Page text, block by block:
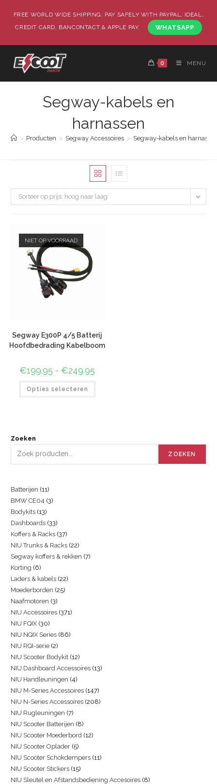
FREE WORLD WIDE SHIPPING, PAY SAFELY WITH PAYPAL, IDEAL,
CREDIT CARD, BANCONTACT & APPLE PAY.
WHATSAPP
0 MENU
Segway-kabels en
harnassen
> Producten > Segway Accessoires > Segway-kabels en
Sorteer op prijs: hoog naar laag
NIET OP VOORRAAD
Segway E300P 4/5 Batterij
Hoofdbedrading Kabelboom
€199.95 - €249.95
Opties selecteren
Zoeken
ZOEKEN
Batterijen 11
BMW CE04 3
Bodykits 13
Dashboards 33
Koffers & Racks 37
NIU Trunks & Racks 22
Segway koffers & rekken 7
Korting 6
Laders & kabels 22
Moederborden 25
Naafmotoren 3
NIU Accessoires 371
NIU FQIX 30
NIU NQIX Series 86
NIU RQI-serie 2
NIU Scooter Bodykit 12
NIU Dashboard Accessoires 13
NIU Handleuningen 4
NIU M-Series Accessoires 147
NIU N-Series Accessoires 208
NIU Rugleuningen 7
NIU Scooter Batterijen 8
NIU Scooter Moederbord 12
NIU Scooter Oplader 5
NIU Scooter Schokdempers 11
NIU Scooter Stickers 15
NIU Sleutel en Afstandsbediening Accesoires 8